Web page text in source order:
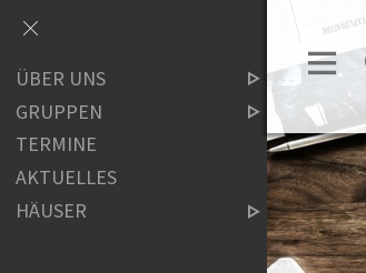
ÜBER UNS
GRUPPEN
TERMINE
AKTUELLES
HÄUSER